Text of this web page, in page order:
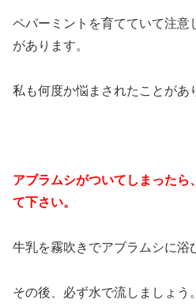
ペパーミントを育てていて注意
があります。
私も何度か悩まされたことがあ
アブラムシがついてしまったら
て下さい。
牛乳を霧吹きでアブラムシに浴
その後、必ず水で流しましょう